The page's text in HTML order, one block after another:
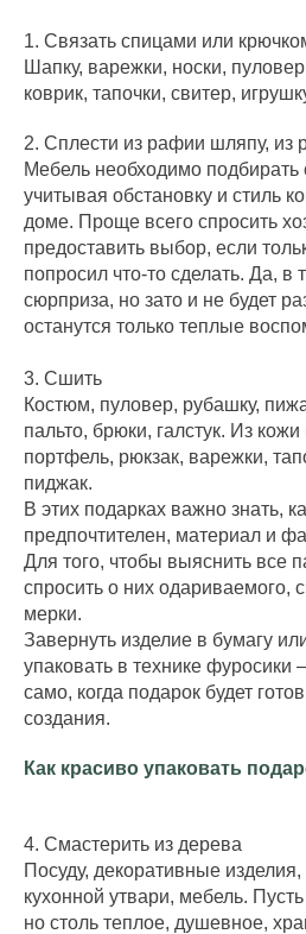
1. Связать спицами или
Шапку, варежки, носки,
коврик, тапочки, свитер,
2. Сплести из рафии шляпу, из
Мебель необходимо подбирать
учитывая обстановку и стиль
доме. Проще всего спросить
предоставить выбор, если
попросил что-то сделать. Да, в
сюрприза, но зато и не будет
останутся только теплые
3. Сшить
Костюм, пуловер, рубашку,
пальто, брюки, галстук. Из
портфель, рюкзак, варежки,
пиджак.
В этих подарках важно знать,
предпочтителен, материал и
Для того, чтобы выяснить все
спросить о них одариваемого,
мерки.
Завернуть изделие в бумагу
упаковать в технике
само, когда подарок будет
создания.
Как красиво упаковать
4. Смастерить из дерева
Посуду, декоративные
кухонной утвари, мебель.
но столь теплое, душевное,